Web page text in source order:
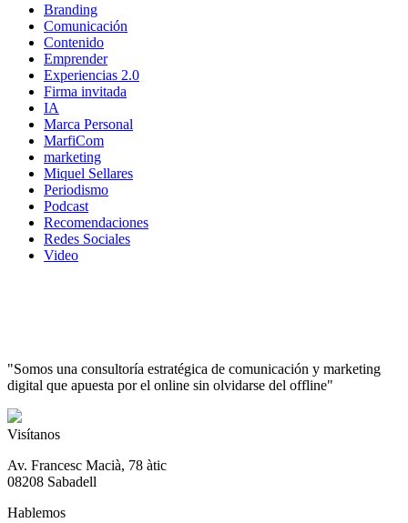
Branding
Comunicación
Contenido
Emprender
Experiencias 2.0
Firma invitada
IA
Marca Personal
MarfiCom
marketing
Miquel Sellares
Periodismo
Podcast
Recomendaciones
Redes Sociales
Video
"Somos una consultoría estratégica de comunicación y marketing
digital que apuesta por el online sin olvidarse del offline"
Visítanos
Av. Francesc Macià, 78 àtic
08208 Sabadell
Hablemos